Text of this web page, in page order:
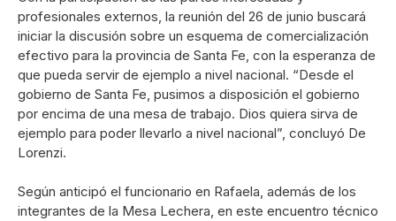
profesionales externos, la reunión del 26 de junio buscará
iniciar la discusión sobre un esquema de comercialización
efectivo para la provincia de Santa Fe, con la esperanza de
que pueda servir de ejemplo a nivel nacional. “Desde el
gobierno de Santa Fe, pusimos a disposición el gobierno
por encima de una mesa de trabajo. Dios quiera sirva de
ejemplo para poder llevarlo a nivel nacional”, concluyó De
Lorenzi.
Según anticipó el funcionario en Rafaela, además de los
integrantes de la Mesa Lechera, en este encuentro técnico